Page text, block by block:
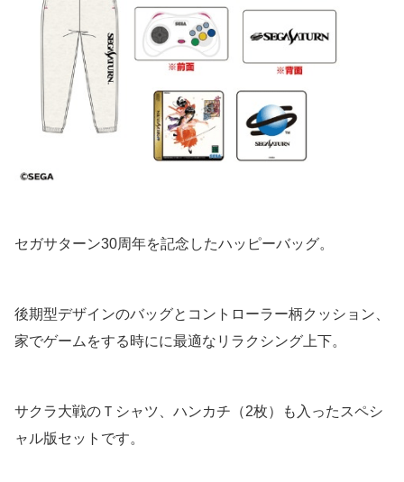
セガサターン30周年を記念したハッピーバッグ。
後期型デザインのバッグとコントローラー柄クッション、
家でゲームをする時にに最適なリラクシング上下。
サクラ大戦のＴシャツ、ハンカチ（2枚）も入ったスペシ
ャル版セットです。